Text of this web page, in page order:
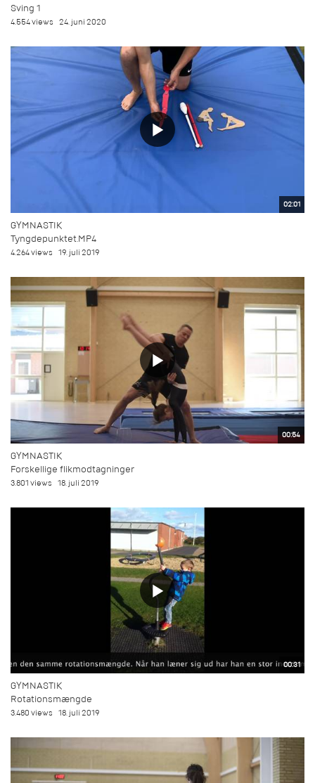
Sving 1
4.554 views 24. juni 2020
02:01
GYMNASTIK
Tyngdepunktet.MP4
4.264 views 19. juli 2019
00:54
GYMNASTIK
Forskellige flikmodtagninger
3.801 views 18. juli 2019
00:31
GYMNASTIK
Rotationsmængde
3.480 views 18. juli 2019